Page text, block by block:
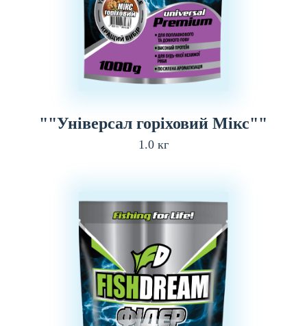
""Універсал горіховий Мікс""
1.0 кг